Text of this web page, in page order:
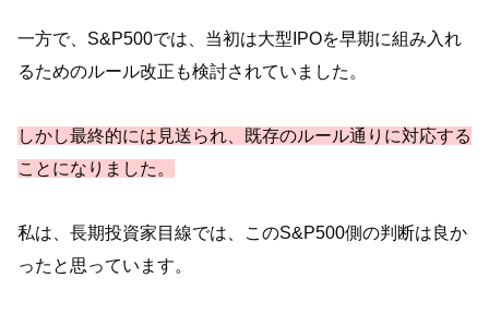
一方で、S&P500では、当初は大型IPOを早期に組み入れ
るためのルール改正も検討されていました。
しかし最終的には見送られ、既存のルール通りに対応する
ことになりました。
私は、長期投資家目線では、このS&P500側の判断は良か
ったと思っています。